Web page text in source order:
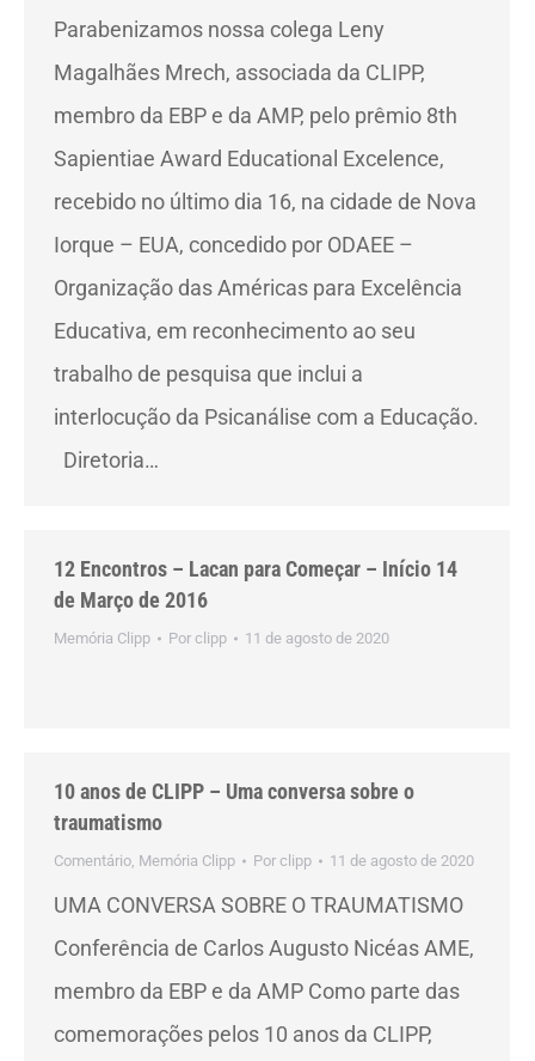
Parabenizamos nossa colega Leny
Magalhães Mrech, associada da CLIPP,
membro da EBP e da AMP, pelo prêmio 8th
Sapientiae Award Educational Excelence,
recebido no último dia 16, na cidade de Nova
Iorque – EUA, concedido por ODAEE –
Organização das Américas para Excelência
Educativa, em reconhecimento ao seu
trabalho de pesquisa que inclui a
interlocução da Psicanálise com a Educação.
Diretoria…
12 Encontros – Lacan para Começar – Início 14
de Março de 2016
Memória Clipp Por clipp 11 de agosto de 2020
10 anos de CLIPP – Uma conversa sobre o
traumatismo
Comentário, Memória Clipp Por clipp 11 de agosto de 2020
UMA CONVERSA SOBRE O TRAUMATISMO
Conferência de Carlos Augusto Nicéas AME,
membro da EBP e da AMP Como parte das
comemorações pelos 10 anos da CLIPP,